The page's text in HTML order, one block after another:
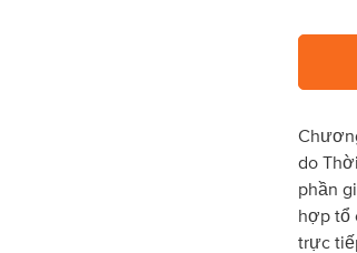
do
phần
hợp tổ
trực